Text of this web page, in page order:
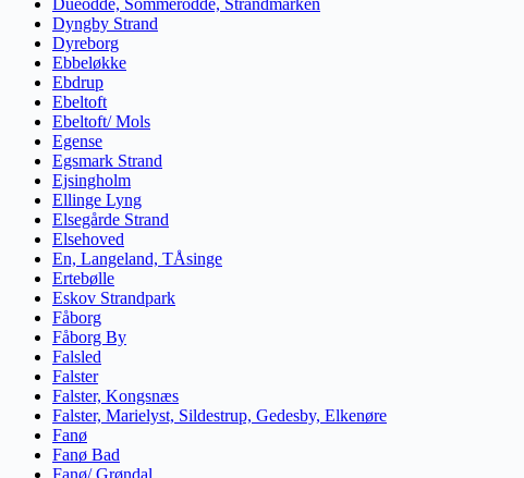
Dueodde, Sommerodde, Strandmarken
Dyngby Strand
Dyreborg
Ebbeløkke
Ebdrup
Ebeltoft
Ebeltoft/ Mols
Egense
Egsmark Strand
Ejsingholm
Ellinge Lyng
Elsegårde Strand
Elsehoved
En, Langeland, TÅsinge
Ertebølle
Eskov Strandpark
Fåborg
Fåborg By
Falsled
Falster
Falster, Kongsnæs
Falster, Marielyst, Sildestrup, Gedesby, Elkenøre
Fanø
Fanø Bad